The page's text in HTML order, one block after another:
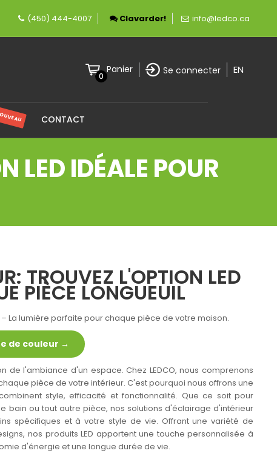
canadienne spécialisée en éclairage LED.
(450) 444-4007 Clavarder! info@ledco.ca
0
Panier Se connecter EN
CONTACT
LED IDÉALE POUR
TROUVEZ L'OPTION LED
PIÈCE LONGUEUIL
La lumière parfaite pour chaque pièce de votre maison.
de couleur →
l'ambiance d'un espace. Chez LEDCO, nous comprenons
pièce de votre intérieur. C'est pourquoi nous offrons une
style, efficacité et fonctionnalité. Que ce soit pour
bain ou tout autre pièce, nos solutions d'éclairage d'intérieur
spécifiques et à votre style de vie. Offrant une variété de
nos produits LED apportent une touche personnalisée à
d'énergie et une longue durée de vie.